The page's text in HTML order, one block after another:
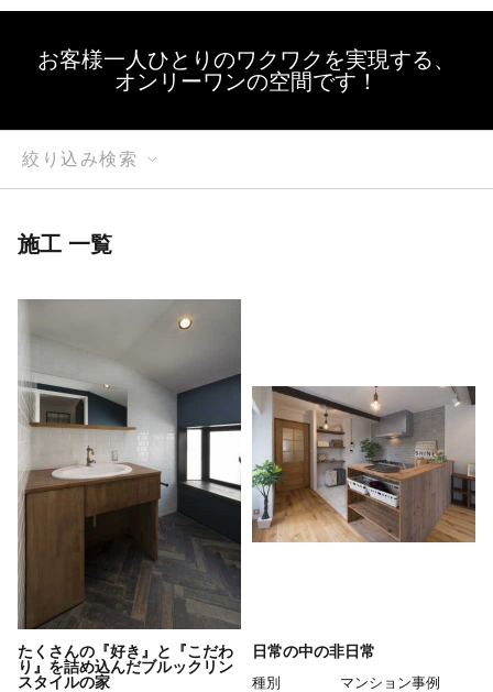
お客様一人ひとりのワクワクを実現する、
オンリーワンの空間です！
絞り込み検索
施工 一覧
たくさんの『好き』と『こだわ
り』を詰め込んだブルックリン
スタイルの家
日常の中の非日常
種別
マンション事例